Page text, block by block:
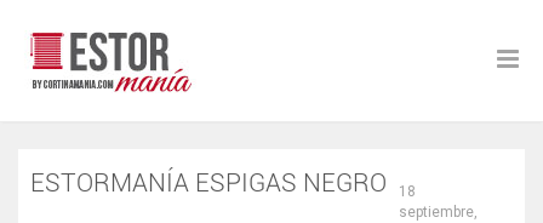
ESTORMANÍA ESPIGAS NEGRO
18
septiembre,